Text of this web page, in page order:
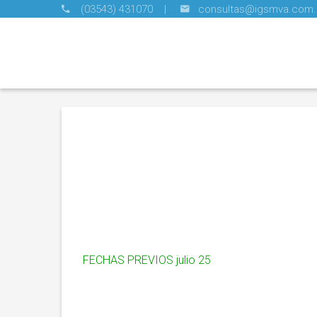
(03543) 431070 |
FECHAS PREVIOS julio 25